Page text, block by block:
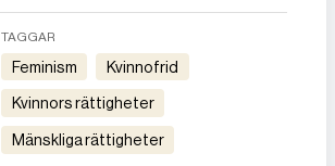
TAGGAR
feminism kvinnofrid
kvinnors rättigheter
mänskliga rättigheter